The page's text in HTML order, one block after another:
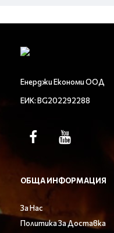
Енерджи Економи ООД
ЕИК: BG202292288
ОБЩА ИНФОРМАЦИЯ
За Нас
Политика За Доставка